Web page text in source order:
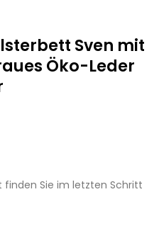
Sven mit
Öko-Leder
finden Sie im letzten Schritt